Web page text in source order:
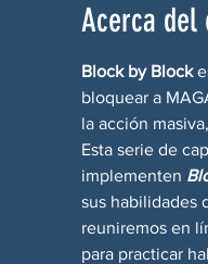
Acerca del
Block by Block
bloquear a
la acción masiva,
Esta serie de
implementen
sus habilidades
reuniremos en
para practicar